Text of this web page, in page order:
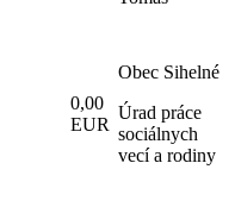
0,00
EUR
Obec Sihelné
Úrad práce
sociálnych
vecí a rodiny